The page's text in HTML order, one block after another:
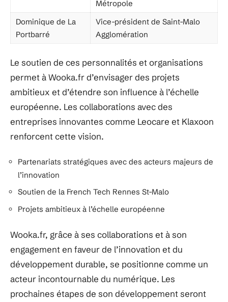
Métropole
Dominique de La
Portbarré
Vice-président de Saint-Malo
Agglomération
Le soutien de ces personnalités et organisations
permet à Wooka.fr d’envisager des projets
ambitieux et d’étendre son influence à l’échelle
européenne. Les collaborations avec des
entreprises innovantes comme Leocare et Klaxoon
renforcent cette vision.
Partenariats stratégiques avec des acteurs majeurs de
l’innovation
Soutien de la French Tech Rennes St-Malo
Projets ambitieux à l’échelle européenne
Wooka.fr, grâce à ses collaborations et à son
engagement en faveur de l’innovation et du
développement durable, se positionne comme un
acteur incontournable du numérique. Les
prochaines étapes de son développement seront